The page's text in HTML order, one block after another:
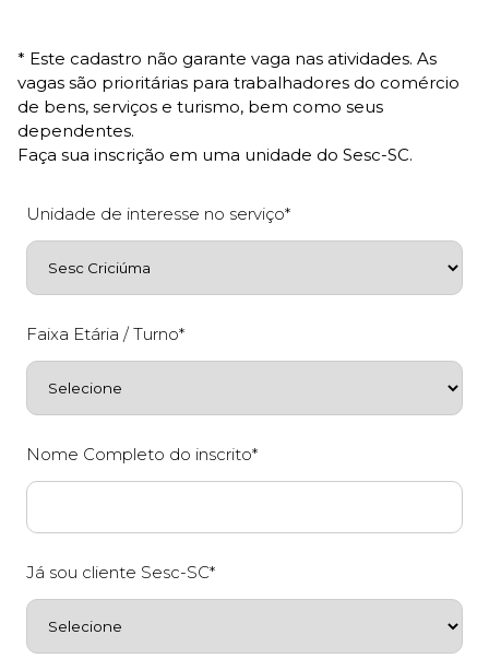
* Este cadastro não garante vaga nas atividades. As
vagas são prioritárias para trabalhadores do comércio
de bens, serviços e turismo, bem como seus
dependentes.
Faça sua inscrição em uma unidade do Sesc-SC.
Unidade de interesse no serviço*
Faixa Etária / Turno*
Nome Completo do inscrito*
Já sou cliente Sesc-SC*